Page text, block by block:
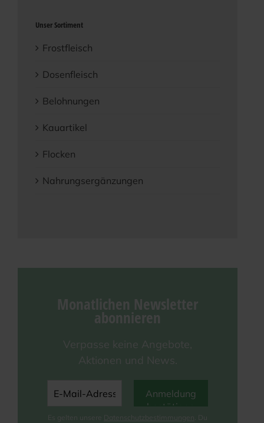
Unser Sortiment
Frostfleisch
Dosenfleisch
Belohnungen
Kauartikel
Flocken
Nahrungsergänzungen
Monat­li­chen News­let­ter
abonnieren
Ver­pas­se kei­ne Ange­bo­te,
Aktio­nen und News.
Es gel­ten unse­re Daten­schutz­be­stim­mun­gen . Du